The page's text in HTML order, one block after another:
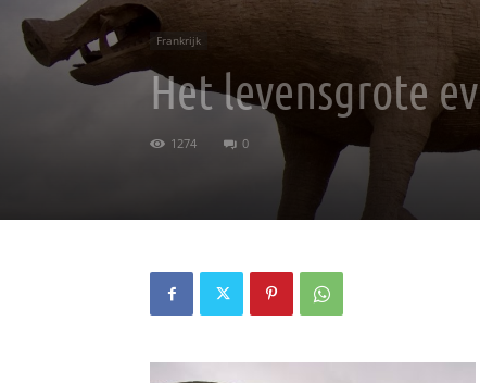
Frankrijk
Het levensgrote
1274 0